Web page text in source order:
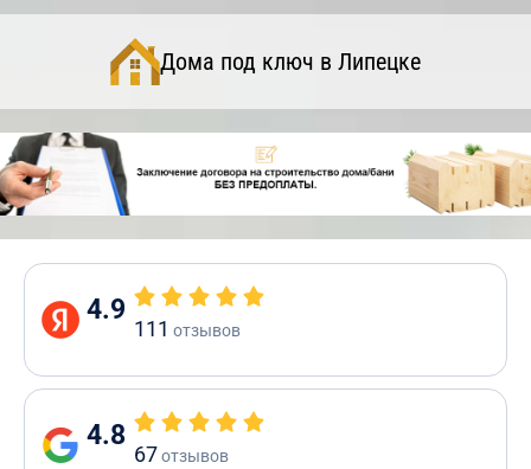
Дома под ключ в Липецке
4.9
111 отзывов
4.8
67отзывов